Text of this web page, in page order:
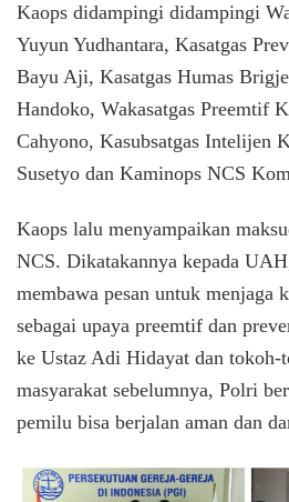
Kaops didampingi didampingi
Yuyun Yudhantara, Kasatgas
Bayu Aji, Kasatgas Humas
Handoko, Wakasatgas Preemtif
Cahyono, Kasubsatgas Intelijen
Susetyo dan Kaminops NCS
Kaops lalu menyampaikan
NCS. Dikatakannya kepada
membawa pesan untuk menjaga
sebagai upaya preemtif dan
ke Ustaz Adi Hidayat dan tokoh-
masyarakat sebelumnya, Polri
pemilu bisa berjalan aman dan